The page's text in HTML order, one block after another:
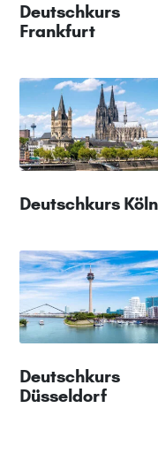
Deutschkurs
Frankfurt
Deutschkurs Köln
Deutschkurs
Düsseldorf